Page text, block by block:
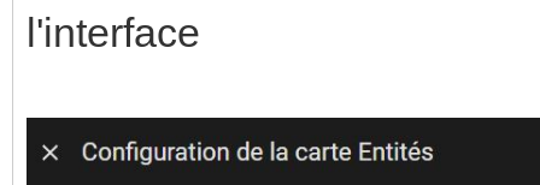
l'interface